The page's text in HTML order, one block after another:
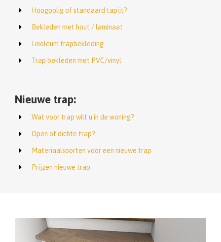
Hoogpolig of standaard tapijt?
Bekleden met hout / laminaat
Linoleum trapbekleding
Trap bekleden met PVC/vinyl
Nieuwe trap:
Wat voor trap wilt u in de woning?
Open of dichte trap?
Materiaalsoorten voor een nieuwe trap
Prijzen nieuwe trap